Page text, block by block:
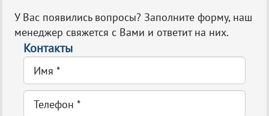
У Вас появились вопросы? Заполните форму, наш
менеджер свяжется с Вами и ответит на них.
Контакты